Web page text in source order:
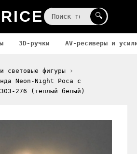
🔍
3D-ручки AV-ресиверы и
световые фигуры
Neon-Night Роса с
276 (теплый белый)